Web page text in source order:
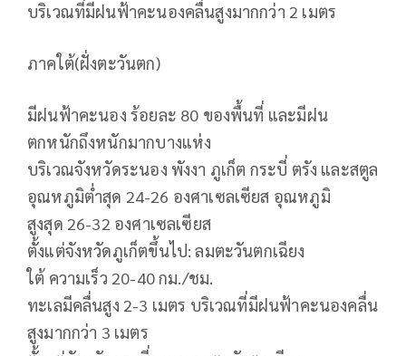
บริเวณที่มีฝนฟ้าคะนองคลื่นสูงมากกว่า 2 เมตร
ภาคใต้(ฝั่งตะวันตก)
มีฝนฟ้าคะนอง ร้อยละ 80 ของพื้นที่ และมีฝน
ตกหนักถึงหนักมากบางแห่ง
บริเวณจังหวัดระนอง พังงา ภูเก็ต กระบี่ ตรัง และสตูล
อุณหภูมิต่ำสุด 24-26 องศาเซลเซียส อุณหภูมิ
สูงสุด 26-32 องศาเซลเซียส
ตั้งแต่จังหวัดภูเก็ตขึ้นไป: ลมตะวันตกเฉียง
ใต้ ความเร็ว 20-40 กม./ชม.
ทะเลมีคลื่นสูง 2-3 เมตร บริเวณที่มีฝนฟ้าคะนองคลื่น
สูงมากกว่า 3 เมตร